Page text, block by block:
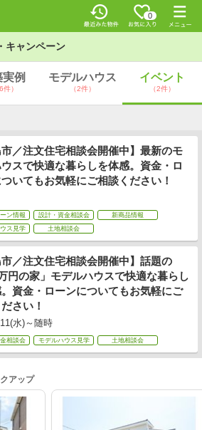
0
キャンペーン
例
件）
モデルハウス
（2件）
イベント
（2件）
市／注文住宅相談会開催中】最新のモ
スで快適な暮らしを体感。資金・ロ
いてもお気軽にご相談ください！
ン情報 設計・資金相談会
新商品情報
ス見学
土地相談会
市／注文住宅相談会開催中】話題の
万円の家」モデルハウスで快適な暮らし
資金・ローンについてもお気軽にご
さい！
水)～随時
相談会 モデルハウス見学 土地相談会
アップ